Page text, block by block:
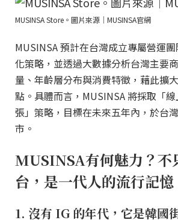
MUSINSA Store。圖片來源｜MUSINSA官網
MUSINSA 預計在台灣成立專屬營運
化策略，並透過大數據分析台灣主要
量、年齡層分布與消費特徵，藉此擴
點。具體而言，MUSINSA 將採取「
張」策略，目標在未來五年內，於台
市。
MUSINSA有何魅力？不
台，是一代人的流行記憶
1. 沒有 IG 的年代，它是韓國